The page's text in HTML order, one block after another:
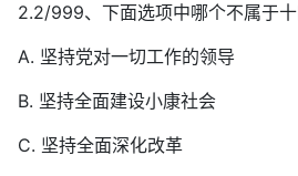
2.2/999、下面选项中哪个不属于十
A. 坚持党对一切工作的领导
B. 坚持全面建设小康社会
C. 坚持全面深化改革